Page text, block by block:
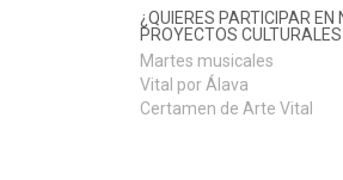
¿QUIERES PARTICIPAR EN
PROYECTOS
Martes musicales
Vital por Álava
Certamen de Arte Vital